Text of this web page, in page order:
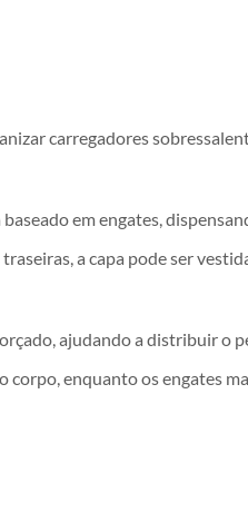
carregadores
em engates,
a capa pode ser
ajudando a distribuir
enquanto os engates